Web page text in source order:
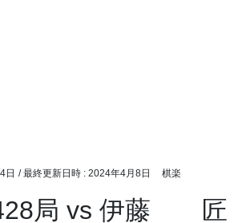
日 / 最終更新日時 : 2024年4月8日 棋楽
局 vs 伊藤